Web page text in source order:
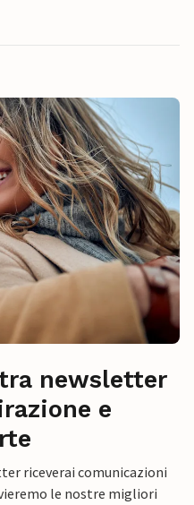
newsletter
e
riceverai comunicazioni
le nostre migliori